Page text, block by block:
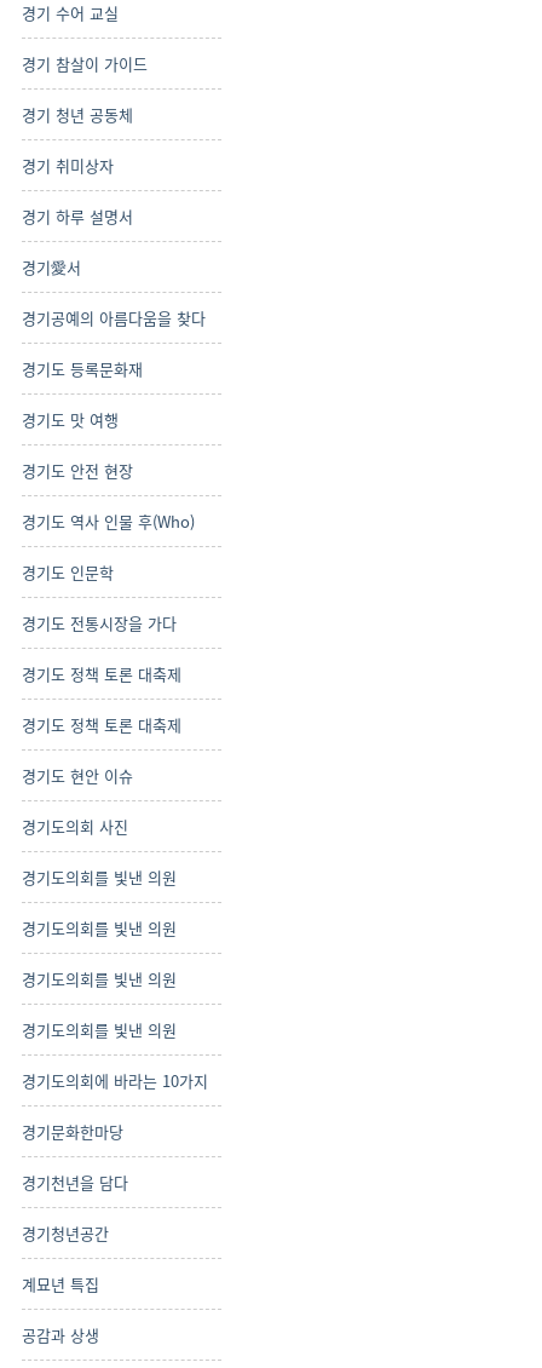
경기 수어 교실
경기 참살이 가이드
경기 청년 공동체
경기 취미상자
경기 하루 설명서
경기愛서
경기공예의 아름다움을 찾다
경기도 등록문화재
경기도 맛 여행
경기도 안전 현장
경기도 역사 인물 후(Who)
경기도 인문학
경기도 전통시장을 가다
경기도 정책 토론 대축제
경기도 정책 토론 대축제
경기도 현안 이슈
경기도의회 사진
경기도의회를 빛낸 의원
경기도의회를 빛낸 의원
경기도의회를 빛낸 의원
경기도의회를 빛낸 의원
경기도의회에 바라는 10가지
경기문화한마당
경기천년을 담다
경기청년공간
계묘년 특집
공감과 상생